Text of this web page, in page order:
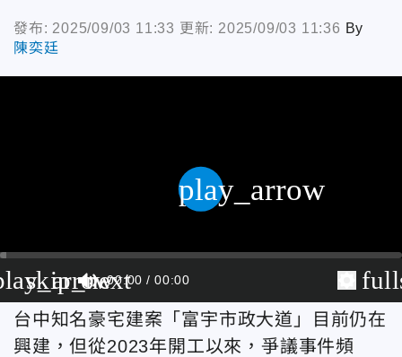
發布: 2025/09/03 11:33 更新: 2025/09/03 11:36 By
陳奕廷
skip_next
00:00 00:00
play_arrow
台中知名豪宅建案「富宇市政大道」目前仍在
興建，但從2023年開工以來，爭議事件頻